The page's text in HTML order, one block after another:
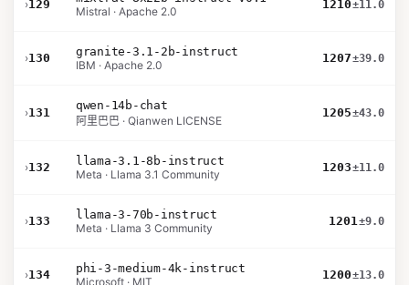
›129
Mistral · Apache 2.0
1210±11.0
›130
granite-3.1-2b-instruct
IBM · Apache 2.0
1207±39.0
›131
qwen-14b-chat
阿里巴巴 · Qianwen LICENSE
1205±43.0
›132
llama-3.1-8b-instruct
Meta · Llama 3.1 Community
1203±11.0
›133
llama-3-70b-instruct
Meta · Llama 3 Community
1201±9.0
›134
phi-3-medium-4k-instruct
Microsoft · MIT
1200±13.0